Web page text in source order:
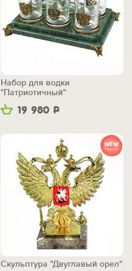
19 980 Р
Набор для водки
"Патриотичный"
Скульптура "Двуглавый орел"